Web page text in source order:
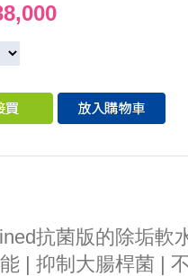
抗菌版的除垢軟
| 抑制大腸桿菌 |